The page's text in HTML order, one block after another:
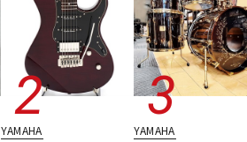
YAMAHA YAMAHA